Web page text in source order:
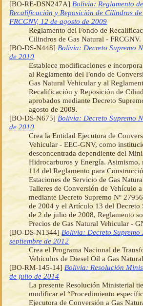
[BO-RE-DSN247A] Bolivia: Reglamento
Recalificación y Reposición de Cilindros
FRCGNV, 12 de agosto de 2009
Reglamento del Fondo de
Cilindros de Gas Natural - FRCGNV.
[BO-DS-N448] Bolivia: Decreto Supremo
de 2010
Establece modificaciones e
al Reglamento del Fondo de
Gas Natural Vehicular y al
Recalificación y Reposición de
aprobados mediante Decreto
agosto de 2009.
[BO-DS-N675] Bolivia: Decreto Supremo
de 2010
Crea la Entidad Ejecutora de
Vehicular - EEC-GNV, como
desconcentrada dependiente del
Hidrocarburos y Energía.
114 del Reglamento para
Estaciones de Servicio de Gas
Talleres de Conversión de Vehículo
mediante Decreto Supremo Nº
de 2004 y el Artículo 13 del Decreto
de 2 de julio de 2008, Reglamento
Precios de Gas Natural Vehicular -
[BO-DS-N1344]Bolivia: Decreto Supremo
septiembre de 2012
Crea el Programa Nacional de
Vehículos de Diesel Oíl a Gas
[BO-RM-145-14] Bolivia: Resolución
de julio de 2014
La presente Resolución Ministerial
modificar el “Procedimiento
Ejecutora de Conversión a Gas